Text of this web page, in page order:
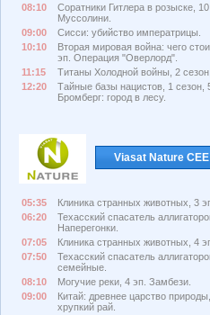
08:10
Соратники Гитлера в розыске,
Муссолини.
09:00
Сисси: убийство императрицы.
10:10
Вторая мировая война: чего
эп. Операция "Оверлорд".
11:15
Титаны Холодной войны, 2
12:20
Тайные базы нацистов, 1 сезон,
Бромберг: город в лесу.
Viasat Nature CEE
05:35
Клиника странных животных, 3
06:20
Техасский спасатель
Наперегонки.
07:05
Клиника странных животных, 4
07:50
Техасский спасатель
семейные.
08:10
Могучие реки, 4 эп. Замбези.
09:00
Китай: древнее царство
хрупкий рай.